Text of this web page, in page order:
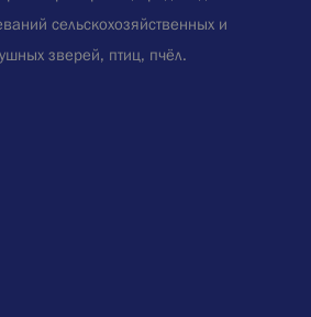
сельскохозяйственных и
зверей, птиц, пчёл.